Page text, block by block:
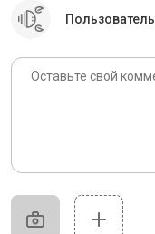
Пользователь